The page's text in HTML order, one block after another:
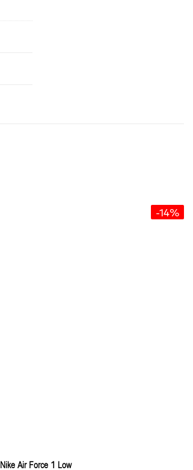
-14%
Nike Air Force 1 Low